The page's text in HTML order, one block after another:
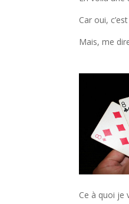
Car oui,
Mais, me
Ce à quoi je